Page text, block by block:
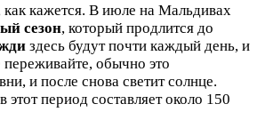
как кажется. В июле на Мальдивах
сезон, который продлится до
здесь будут почти каждый день, и
обычно это
и после снова светит солнце.
этот период составляет около 150